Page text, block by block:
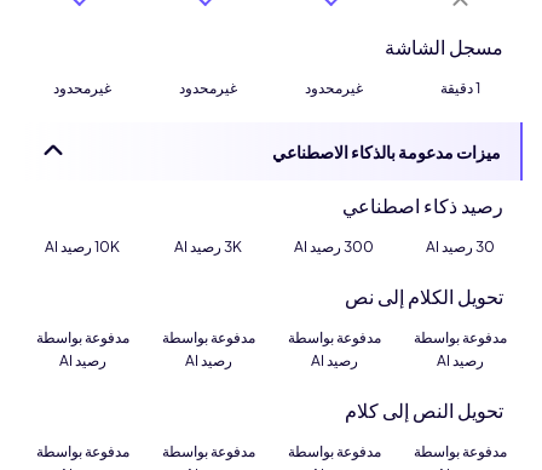
مسجل الشاشة
1 دقيقة غيرمحدود غيرمحدود غيرمحدود
ميزات مدعومة بالذكاء الاصطناعي
رصيد ذكاء اصطناعي
30 رصيد AI 300 رصيد AI 3K رصيد AI 10K رصيد AI
تحويل الكلام إلى نص
مدفوعة بواسطة
رصيد AI
مدفوعة بواسطة
رصيد AI
مدفوعة بواسطة
رصيد AI
مدفوعة بواسطة
رصيد AI
تحويل النص إلى كلام
مدفوعة بواسطة
مدفوعة بواسطة
مدفوعة بواسطة
مدفوعة بواسطة